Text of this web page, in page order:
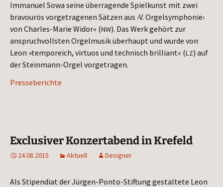
Imma­nu­el Sowa sei­ne über­ra­gen­de Spiel­kunst mit zwei
bra­vou­rös vor­ge­tra­ge­nen Sät­zen aus ›V. Orgel­sym­pho­nie‹
von Charles-Marie Widor« (NW). Das Werk gehört zur
anspruch­volls­ten Orgel­mu­sik über­haupt und wur­de von
Leon »tem­po­reich, vir­tu­os und tech­nisch bril­li­ant« (LZ) auf
der Stein­mann-Orgel vorgetragen.
Pres­se­be­rich­te
Exclusiver Konzertabend in Krefeld
24.08.2015 Aktuell Designer
Als Sti­pen­di­at der Jür­gen-Pon­to-Stif­tung gestal­te­te Leon